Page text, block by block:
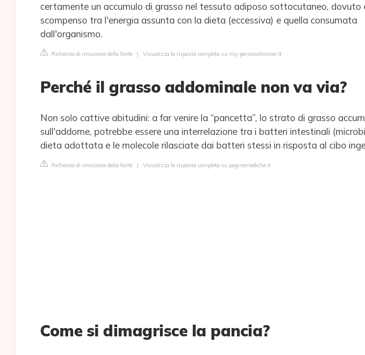
certamente un accumulo di grasso nel tessuto adiposo sottocutaneo, dovuto
scompenso tra l'energia assunta con la dieta (eccessiva) e quella consumata
dall'organismo.
Richiesta di rimozione della fonte | Visualizza la risposta completa su my-personaltrainer.it
Perché il grasso addominale non va via?
Non solo cattive abitudini: a far venire la “pancetta”, lo strato di grasso
sull'addome, potrebbe essere una interrelazione tra i batteri intestinali
dieta adottata e le molecole rilasciate dai batteri stessi in risposta al cibo
Richiesta di rimozione della fonte | Visualizza la risposta completa su paginemediche.it
Come si dimagrisce la pancia?